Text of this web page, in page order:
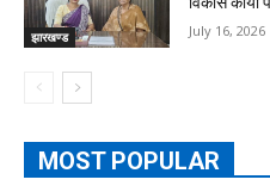
झारखण्ड July 16, 2026
MOST POPULAR